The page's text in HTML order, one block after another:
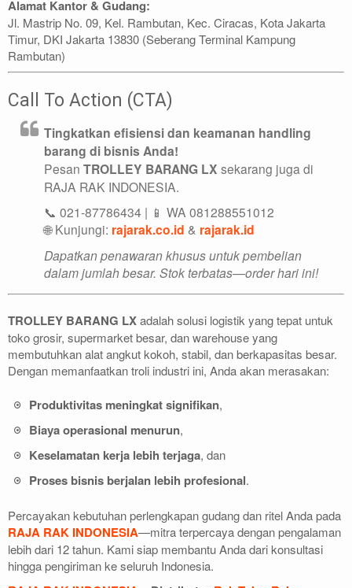
Alamat Kantor & Gudang:
Jl. Mastrip No. 09, Kel. Rambutan, Kec. Ciracas, Kota Jakarta
Timur, DKI Jakarta 13830 (Seberang Terminal Kampung
Rambutan)
Call To Action (CTA)
Tingkatkan efisiensi dan keamanan handling
barang di bisnis Anda!
Pesan TROLLEY BARANG LX sekarang juga di
RAJA RAK INDONESIA.
📞 021-87786434 | 📱 WA 081288551012
🌐 Kunjungi: rajarak.co.id & rajarak.id
Dapatkan penawaran khusus untuk pembelian
dalam jumlah besar. Stok terbatas—order hari ini!
TROLLEY BARANG LXadalah solusi logistik yang tepat untuk
toko grosir, supermarket besar, dan warehouse yang
membutuhkan alat angkut kokoh, stabil, dan berkapasitas besar.
Dengan memanfaatkan troli industri ini, Anda akan merasakan:
Produktivitas meningkat signifikan,
Biaya operasional menurun,
Keselamatan kerja lebih terjaga, dan
Proses bisnis berjalan lebih profesional.
Percayakan kebutuhan perlengkapan gudang dan ritel Anda pada
RAJA RAK INDONESIA—mitra terpercaya dengan pengalaman
lebih dari 12 tahun. Kami siap membantu Anda dari konsultasi
hingga pengiriman ke seluruh Indonesia.